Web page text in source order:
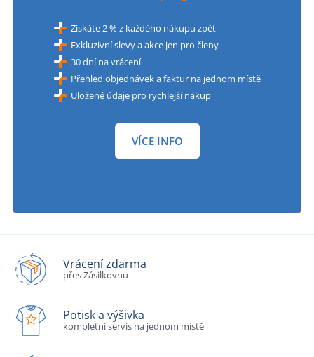
Získáte 2 % z každého nákupu zpět
Exkluzivní slevy a akce jen pro členy
30 dní na vrácení
Přehled objednávek a faktur na jednom místě
Uložené údaje pro rychlejší nákup
VÍCE INFO
Vrácení zdarma
přes Zásilkovnu
Potisk a výšivka
kompletní servis na jednom místě